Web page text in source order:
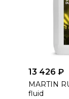
13 426 ₽
MARTIN
fluid